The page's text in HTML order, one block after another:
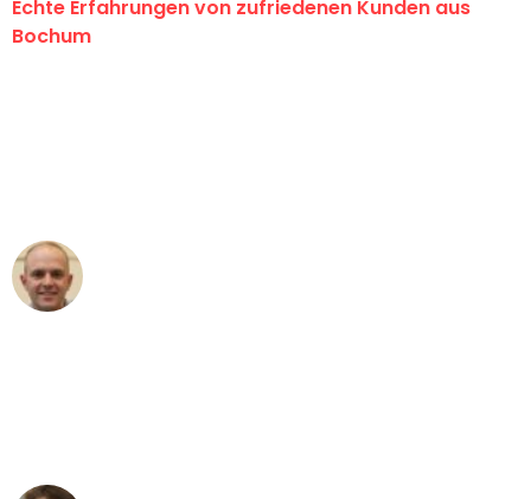
Echte Erfahrungen von zufriedenen Kunden aus
Bochum